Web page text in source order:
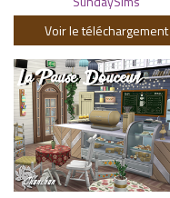
Voir le téléchargement